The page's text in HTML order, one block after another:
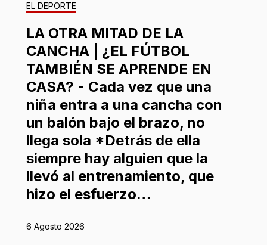
EL DEPORTE
LA OTRA MITAD DE LA
CANCHA | ¿EL FÚTBOL
TAMBIÉN SE APRENDE EN
CASA? - Cada vez que una
niña entra a una cancha con
un balón bajo el brazo, no
llega sola *Detrás de ella
siempre hay alguien que la
llevó al entrenamiento, que
hizo el esfuerzo…
6 Agosto 2026